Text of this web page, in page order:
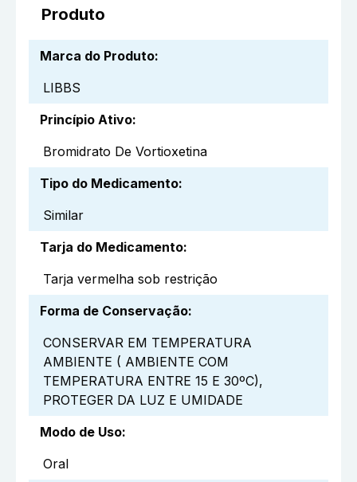
Produto
Marca do Produto:
LIBBS
Princípio Ativo:
Bromidrato De Vortioxetina
Tipo do Medicamento:
Similar
Tarja do Medicamento:
Tarja vermelha sob restrição
Forma de Conservação:
CONSERVAR EM TEMPERATURA
AMBIENTE ( AMBIENTE COM
TEMPERATURA ENTRE 15 E 30ºC),
PROTEGER DA LUZ E UMIDADE
Modo de Uso:
Oral